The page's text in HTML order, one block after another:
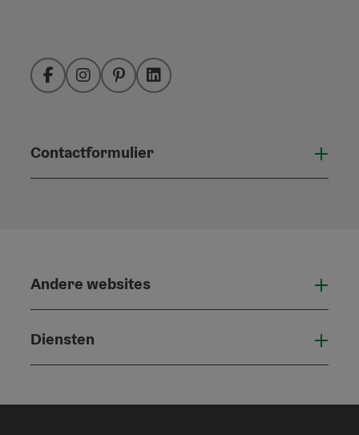
FacebookInstagramPinterestLinkedIn
Contactformulier
Andere websites
Diensten